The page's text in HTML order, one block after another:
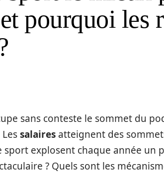
pourquoi les
sans conteste le sommet du
salaires atteignent des
sport explosent chaque année un
? Quels sont les